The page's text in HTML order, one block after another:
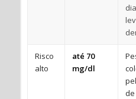
Risco
alto
até 70
mg/dl